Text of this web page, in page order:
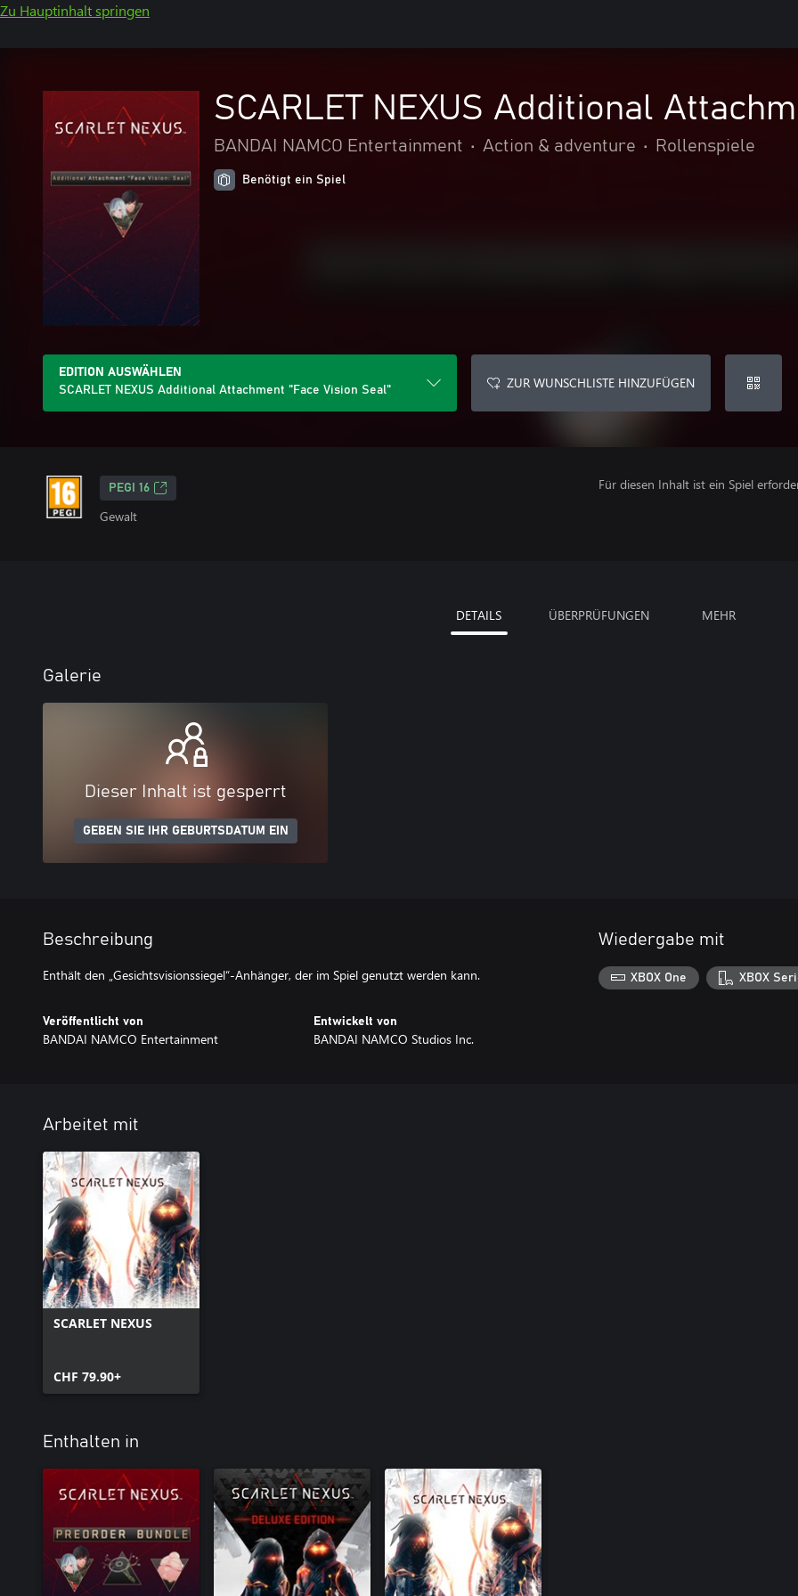
Zu Hauptinhalt springen
SCARLET NEXUS Additional
BANDAI NAMCO Entertainment • Action & adventure • Rollenspiele
Benötigt ein Spiel
EDITION AUSWÄHLEN
SCARLET NEXUS Additional Attachment "Face Vision Seal"
ZUR WUNSCHLISTE HINZUFÜGEN
PEGI 16
Gewalt
Für diesen Inhalt ist ein Spiel
DETAILS ÜBERPRÜFUNGEN MEHR
Galerie
Dieser Inhalt ist gesperrt
GEBEN SIE IHR GEBURTSDATUM EIN
Beschreibung
Enthält den „Gesichtsvisionssiegel“-Anhänger, der im Spiel genutzt werden kann.
Veröffentlicht von
BANDAI NAMCO Entertainment
Entwickelt von
BANDAI NAMCO Studios Inc.
Wiedergabe mit
XBOX One XBOX
Arbeitet mit
SCARLET NEXUS
CHF 79.90+
Enthalten in